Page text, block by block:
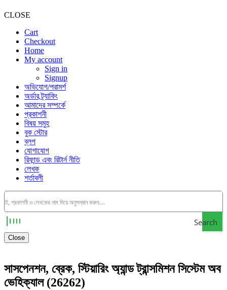
CLOSE
Cart
Checkout
Home
My account
Sign in
Signup
অভিযোগ/পরামর্শ
অর্ডার ট্র্যাকিং
আমাদের সম্পর্কে
প্রকাশনী
বিষয় সমুহ
বুক স্টোর
ব্লগ
যোগাযোগ
রিফান্ড এবং রিটার্ন নীতি
লেখক
শর্তাবলী
Search
Close
সাসপেনশন, ব্রেক, স্টিয়ারিং অ্যান্ড ট্রান্সমিশন সিস্টেম অব
ভেহিক্যাল (26262)